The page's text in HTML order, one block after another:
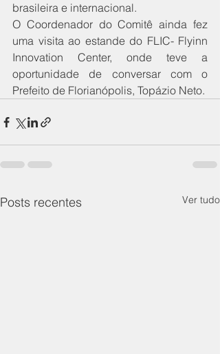
brasileira e internacional.
O Coordenador do Comitê ainda fez
uma visita ao estande do FLIC- Flyinn
Innovation Center, onde teve a
oportunidade de conversar com o
Prefeito de Florianópolis, Topázio Neto.
Posts recentes Ver tudo